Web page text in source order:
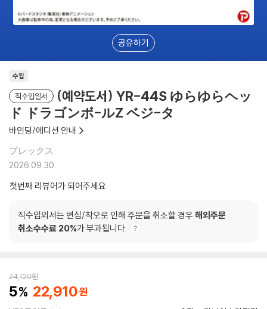
공유하기
수입
직수입일서
(예약도서) YR-44S ゆらゆらヘッ
ド ドラゴンボ-ルZ ベジ-タ
바인딩/에디션 안내
プレックス
2026.09.30.
첫번째 리뷰어가 되어주세요
직수입외서는 변심/착오로 인해 주문을 취소할 경우 해외주문
취소수수료 20%가 부과됩니다.
24,120원
5 22,910